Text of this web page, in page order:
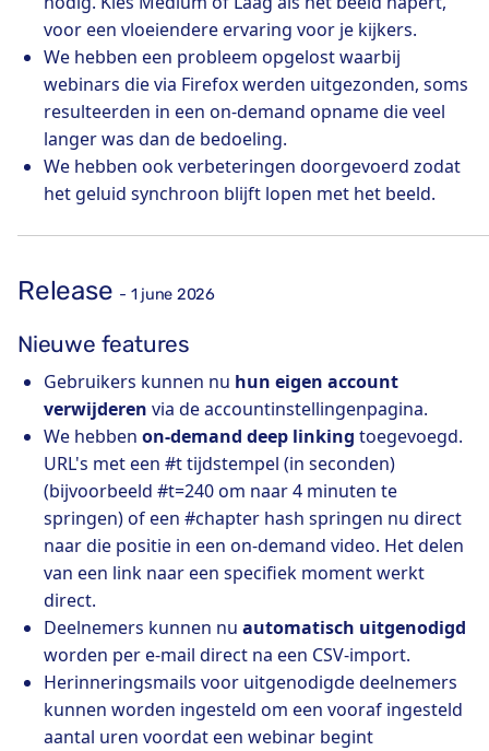
voor een vloeiendere ervaring voor je kijkers.
We hebben een probleem opgelost waarbij
webinars die via Firefox werden uitgezonden, soms
resulteerden in een on-demand opname die veel
langer was dan de bedoeling.
We hebben ook verbeteringen doorgevoerd zodat
het geluid synchroon blijft lopen met het beeld.
Release - 1 june 2026
Nieuwe features
Gebruikers kunnen nu hun eigen account
verwijderen via de accountinstellingenpagina.
We hebben on-demand deep linking toegevoegd.
URL's met een #t tijdstempel (in seconden)
(bijvoorbeeld #t=240 om naar 4 minuten te
springen) of een #chapter hash springen nu direct
naar die positie in een on-demand video. Het delen
van een link naar een specifiek moment werkt
direct.
Deelnemers kunnen nu automatisch uitgenodigd
worden per e-mail direct na een CSV-import.
Herinneringsmails voor uitgenodigde deelnemers
kunnen worden ingesteld om een vooraf ingesteld
aantal uren voordat een webinar begint